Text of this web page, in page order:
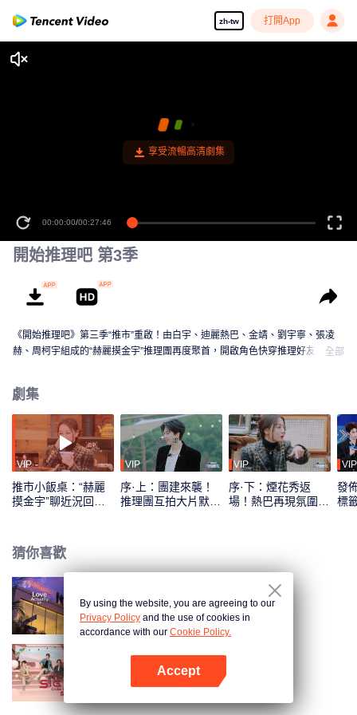
zh-tw 打開App
享受流暢高清劇集
00:00:00/00:27:46
開始推理吧 第3季
《開始推理吧》第三季“推市”重啟！由白宇、迪麗熱巴、金靖、劉宇寧、張凌
赫、周柯宇組成的“赫麗摸金宇”推理團再度聚首，開啟角色快穿推理好友局！他
全部
劇集
VIP
推市小飯桌：“赫麗
摸金宇”聊近況回看
VIP
序·上：團建來襲！
推理團互拍大片默契
VIP
序·下：煙花秀返
場！熱巴再現氛圍神
VIP
發
標
猜你喜歡
半熟戀人 第4季
心動的信號 第7季
By using the website, you are agreeing to our
Privacy Policy and the use of cookies in
accordance with our Cookie Policy.
Accept